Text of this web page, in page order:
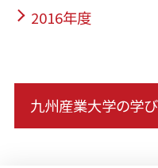
2016年度
九州産業大学の学び